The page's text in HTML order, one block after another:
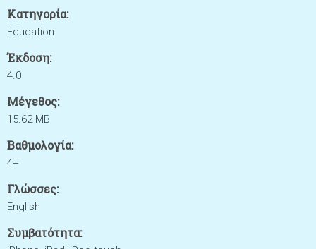
Κατηγορία:
Education
Έκδοση:
4.0
Μέγεθος:
15.62 MB
Βαθμολογία:
4+
Γλώσσες:
English
Συμβατότητα: